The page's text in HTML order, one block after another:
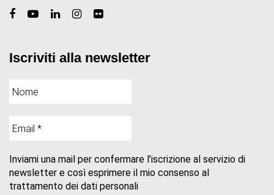
Iscriviti alla newsletter
Inviami una mail per confermare l’iscrizione al servizio di
newsletter e così esprimere il mio consenso al
trattamento dei dati personali